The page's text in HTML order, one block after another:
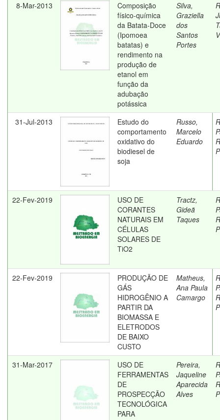
8-Mar-2013
Composição
físico-química
da Batata-Doce
(Ipomoea
batatas) e
rendimento na
produção de
etanol em
função da
adubação
potássica
Silva,
Graziella
dos
Santos
Portes
31-Jul-2013
Estudo do
comportamento
oxidativo do
biodiesel de
soja
Russo,
Marcelo
Eduardo
22-Fev-2019
USO DE
CORANTES
NATURAIS EM
CÉLULAS
SOLARES DE
TiO2
Tractz,
Gideã
Taques
22-Fev-2019
PRODUÇÃO DE
GÁS
HIDROGÊNIO A
PARTIR DA
BIOMASSA E
ELETRODOS
DE BAIXO
CUSTO
Matheus,
Ana Paula
Camargo
31-Mar-2017
USO DE
FERRAMENTAS
DE
PROSPECÇÃO
TECNOLÓGICA
PARA
Pereira,
Jaqueline
Aparecida
Alves